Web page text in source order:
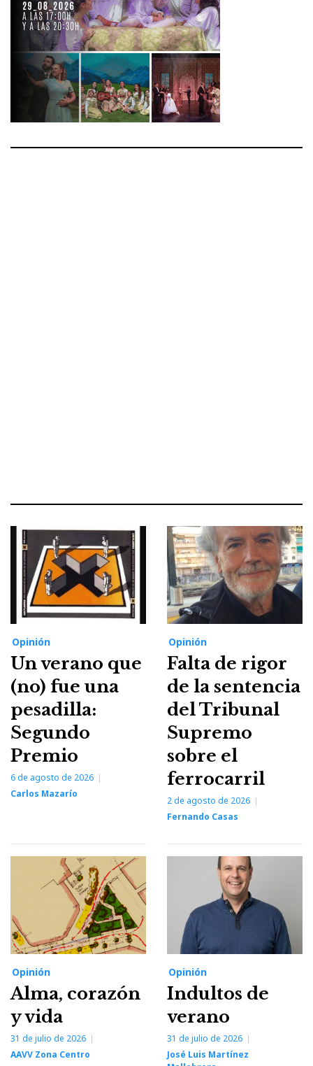
Opinión
Un verano que
(no) fue una
pesadilla:
Segundo
Premio
6 de agosto de 2026
Carlos Mazarío
Opinión
Falta de rigor
de la sentencia
del Tribunal
Supremo
sobre el
ferrocarril
2 de agosto de 2026
Fernando Casas
Opinión
Alma, corazón
y vida
31 de julio de 2026
AAVV Zona Centro
Opinión
Indultos de
verano
31 de julio de 2026
José Luis Martínez